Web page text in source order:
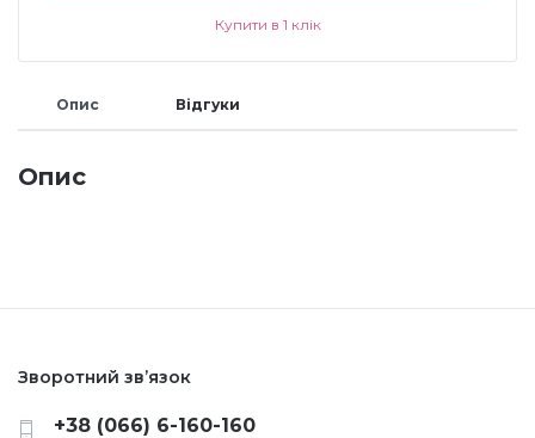
Блискітки для нігтів
Меланж (цукровий ефект)
Каміфубукі (конфетті)
Купити в 1 клік
Опис Відгуки
Опис
Зворотний зв’язок
+38 (066) 6-160-160